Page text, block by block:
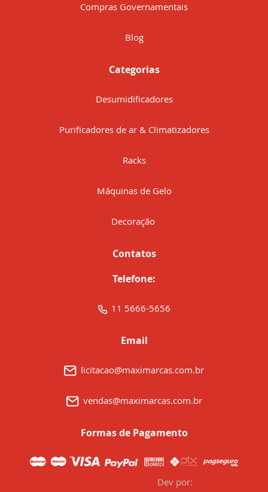
Compras Governamentais
Blog
Categorias
Desumidificadores
Purificadores de ar & Climatizadores
Racks
Máquinas de Gelo
Decoração
Contatos
Telefone:
11 5666-5656
Email
licitacao@maximarcas.com.br
vendas@maximarcas.com.br
Formas de Pagamento
Dev por: